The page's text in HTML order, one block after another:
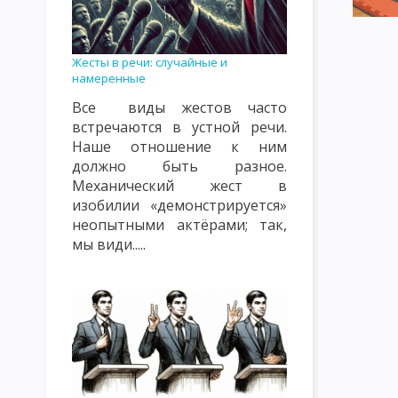
КЛАССИФИКАЦИЯ УРОКОВ. ТИПЫ УРОКОВ. ВИДЫ УРОКОВ
ВИДЫ, ФОРМЫ И МЕТОДЫ КОНТРОЛЯ И ОЦЕНКИ
СОДЕРЖАНИЕ ПЕДАГОГИЧЕСКОГО ПОНЯТИЯ «ВОСПИТАНИЕ»
ОБЪЕКТЫ ВОСПИТАТЕЛЬНОГО ВОЗДЕЙСТВИЯ: СОЗНАНИЕ,
ТЕОРИЯ ВОСПИТАНИЯ КАК НАУЧНАЯ И УЧЕБНАЯ ДИСЦИПЛИНА
ФУНКЦИИ ТЕОРИИ ВОСПИТАНИЯ СУТЬ ПРОЦЕССА
КЛАССИФИКАЦИЯ МЕТОДОВ ВОСПИТАНИЯ. ВОСПИТАННИКИ
ЦЕЛЬ И ЭМОЦИОНАЛЬНО-МОТИВАЦИОННЫЙ КОМПОНЕНТ
КОНТРОЛЬНО-РЕГУЛИРОВОЧНЫЙ КОМПОНЕНТ УЧЕБНОГО
ЗАКОНЫ ВОСПИТАНИЯ И ИХ ХАРАКТЕРИСТИКА
ХАРАКТЕРИСТИКА ПРИНЦИПОВ ВОСПИТАНИЯ
Жесты в речи: случайные и
намеренные
Все виды жестов часто
встречаются в устной речи.
Наше отношение к ним
должно быть разное.
Механический жест в
изобилии «демонстрируется»
неопытными актёрами; так,
мы види.....